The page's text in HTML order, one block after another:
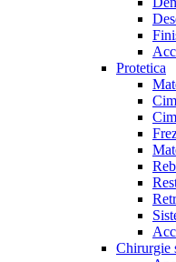
Protetica
Chirurgie